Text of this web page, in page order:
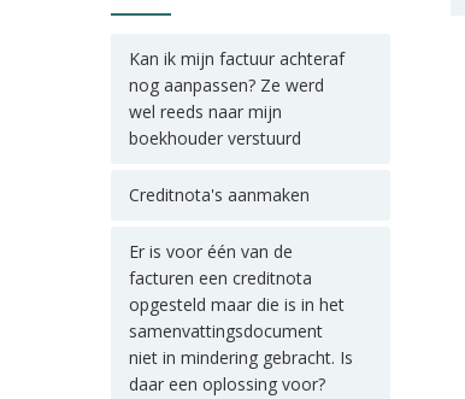
Kan ik mijn factuur achteraf
nog aanpassen? Ze werd
wel reeds naar mijn
boekhouder verstuurd
Creditnota's aanmaken
Er is voor één van de
facturen een creditnota
opgesteld maar die is in het
samenvattingsdocument
niet in mindering gebracht. Is
daar een oplossing voor?